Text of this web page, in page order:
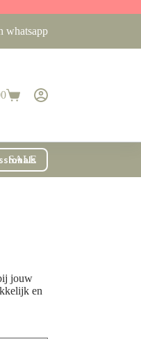
whatsapp
SALE
jouw
en